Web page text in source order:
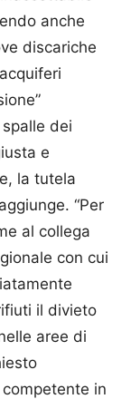
anche
discariche
dei
e
la tutela
“Per
al collega
con cui
il divieto
aree di
competente in